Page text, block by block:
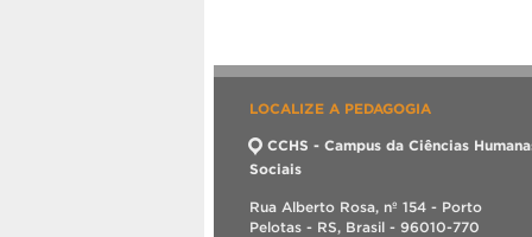
LOCALIZE A PEDAGOGIA
CCHS - Campus da Ciências
Sociais
Rua Alberto Rosa, nº 154 - Porto
Pelotas - RS, Brasil - 96010-770